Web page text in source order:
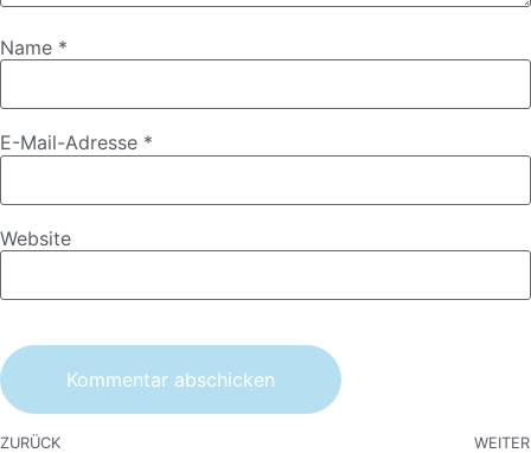
Name *
E-Mail-Adresse *
Website
ZURÜCK WEITER